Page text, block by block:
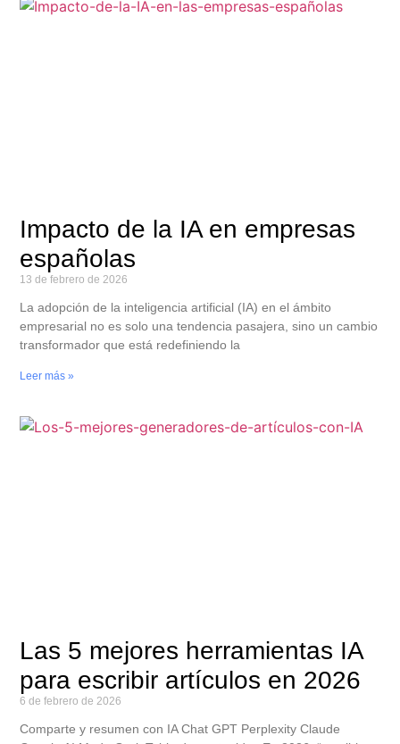
Impacto de la IA en empresas
españolas
13 de febrero de 2026
La adopción de la inteligencia artificial (IA) en el ámbito
empresarial no es solo una tendencia pasajera, sino un cambio
transformador que está redefiniendo la
Leer más »
Las 5 mejores herramientas IA
para escribir artículos en 2026
6 de febrero de 2026
Comparte y resumen con IA Chat GPT Perplexity Claude